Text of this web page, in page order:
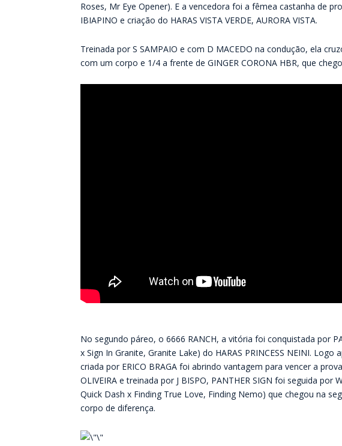
Roses, Mr Eye Opener). E a vencedora foi a fêmea castanha de
IBIAPINO e criação do HARAS VISTA VERDE, AURORA VISTA.
Treinada por S SAMPAIO e com D MACEDO na condução, ela
com um corpo e 1/4 a frente de GINGER CORONA HBR, que
No segundo páreo, o 6666 RANCH, a vitória foi conquistada por
x Sign In Granite, Granite Lake) do HARAS PRINCESS NEINI.
criada por ERICO BRAGA foi abrindo vantagem para vencer a
OLIVEIRA e treinada por J BISPO, PANTHER SIGN foi seguida por
Quick Dash x Finding True Love, Finding Nemo) que chegou na
corpo de diferença.